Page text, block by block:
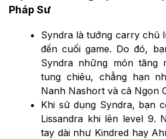
Pháp Sư
Syndra là tướng carry chủ
đến cuối game. Do đó,
Syndra những món tăng
tung chiêu, chẳng hạn
Nanh Nashort và cả Ngọn
Khi sử dụng Syndra, bạn
Lissandra khi lên level 9.
tay dài như Kindred hay